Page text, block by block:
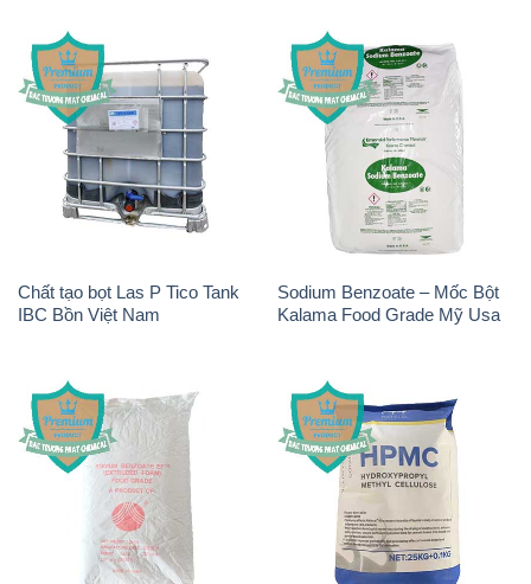
Chất tạo bọt Las P Tico Tank
IBC Bồn Việt Nam
Sodium Benzoate – Mốc Bột
Kalama Food Grade Mỹ Usa